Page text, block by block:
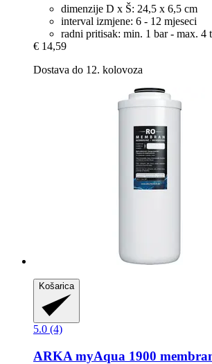
dimenzije D x Š: 24,5 x 6,5 cm
interval izmjene: 6 - 12 mjeseci
radni pritisak: min. 1 bar - max. 4
€ 14,59
Dostava do 12. kolovoza
Košarica
5.0 (4)
ARKA myAqua 1900